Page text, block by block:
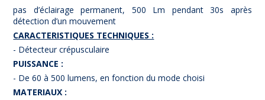
pas d’éclairage permanent, 500 Lm pendant 30s après
détection d’un mouvement
CARACTERISTIQUES TECHNIQUES :
- Détecteur crépusculaire
PUISSANCE :
- De 60 à 500 lumens, en fonction du mode choisi
MATERIAUX :